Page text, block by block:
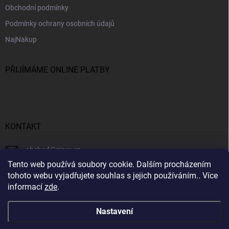
Tento web používá soubory cookie. Dalším procházením
tohoto webu vyjadřujete souhlas s jejich používáním.. Více
informací zde.
Nastavení
Obchodní podmínky
Podmínky ochrany osobních údajů
NajNakup
PŘIJÍMÁME ONLINE PLATBY
KONTAKT
obchod@ziner.cz
728 355 665